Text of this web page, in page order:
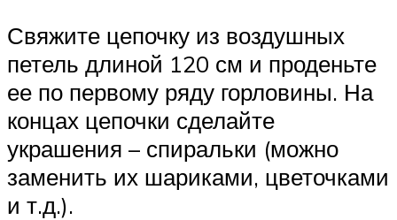
Свяжите цепочку из воздушных
петель длиной 120 см и проденьте
ее по первому ряду горловины. На
концах цепочки сделайте
украшения – спиральки (можно
заменить их шариками, цветочками
и т.д.).